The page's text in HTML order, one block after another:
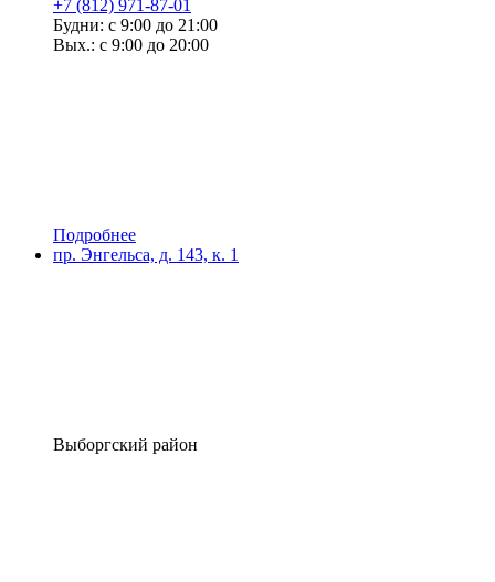
+7 (812) 971-87-01
Будни: с 9:00 до 21:00
Вых.: с 9:00 до 20:00
Подробнее
пр. Энгельса, д. 143, к. 1
Выборгский район